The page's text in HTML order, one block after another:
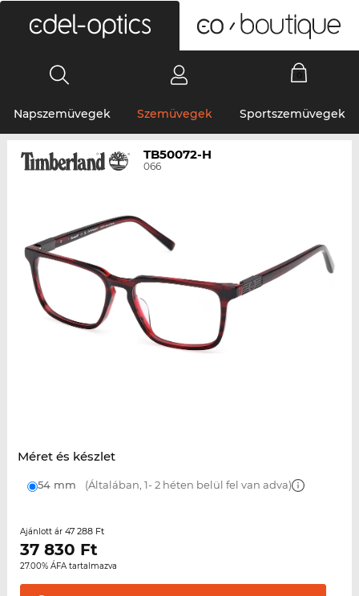
Napszemüvegek Szemüvegek Sportszemüvegek
TB50072-H
066
Méret és készlet
54 mm (Általában, 1- 2 héten belül fel van adva)
Ajánlott ár 47 288 Ft
37 830 Ft
27.00% ÁFA tartalmazva